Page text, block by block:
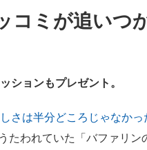
コミが追いつ
ションもプレゼント。
さは半分どころじゃなか
たわれていた「バファリン